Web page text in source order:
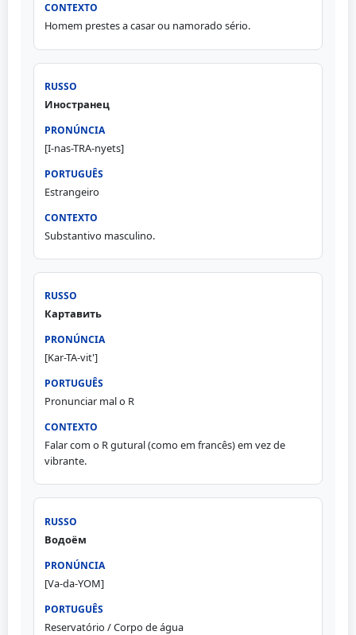
Homem prestes a casar ou namorado sério.
Иностранец
[I-nas-TRA-nyets]
Estrangeiro
Substantivo masculino.
Картавить
[Kar-TA-vit']
Pronunciar mal o R
Falar com o R gutural (como em francês) em vez de
vibrante.
Водоём
[Va-da-YOM]
Reservatório / Corpo de água